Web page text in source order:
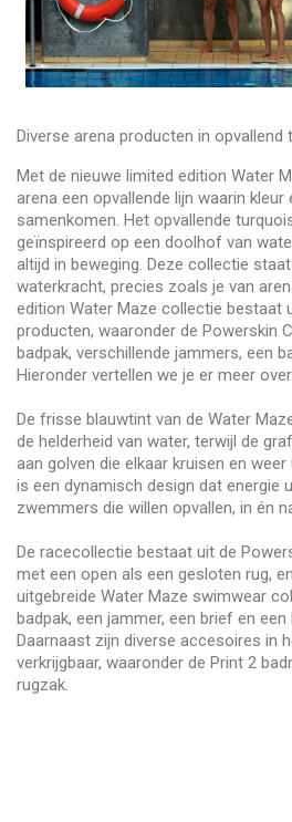
Diverse arena producten in opvallend
Met de nieuwe limited edition Water
arena een opvallende lijn waarin kleur
samenkomen. Het opvallende
geïnspireerd op een doolhof van
altijd in beweging. Deze collectie
waterkracht, precies zoals je van
edition Water Maze collectie bestaat
producten, waaronder de Powerskin
badpak, verschillende jammers, een
Hieronder vertellen we je er meer over.
De frisse blauwtint van de Water
de helderheid van water, terwijl de
aan golven die elkaar kruisen en
is een dynamisch design dat energie
zwemmers die willen opvallen, in én
De racecollectie bestaat uit de
met een open als een gesloten rug,
uitgebreide Water Maze swimwear
badpak, een jammer, een brief en
Daarnaast zijn diverse accesoires in
verkrijgbaar, waaronder de Print 2
rugzak.